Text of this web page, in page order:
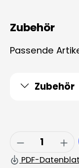
Zubehör
Passende
Zubehör
Produkt
PDF-